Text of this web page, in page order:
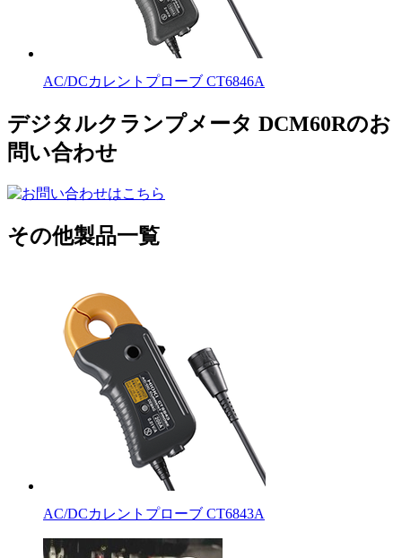
AC/DCカレントプローブ CT6846A
デジタルクランプメータ DCM60Rのお
問い合わせ
その他製品一覧
AC/DCカレントプローブ CT6843A